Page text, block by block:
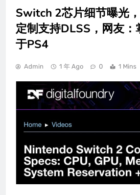
Switch 2芯片细节曝光
定制支持DLSS，网友：
于PS4
Admin 1 年 Ago 0 1 Mins